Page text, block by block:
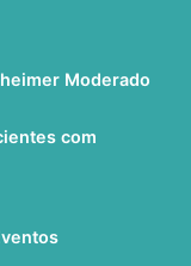
Moderado
com